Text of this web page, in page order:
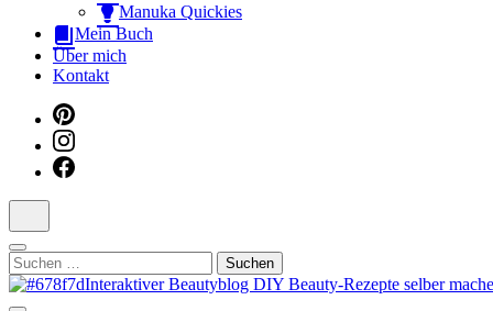
Manuka Quickies
Mein Buch
Über mich
Kontakt
Suchen
nach: